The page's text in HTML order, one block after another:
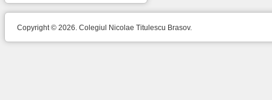
Copyright © 2026. Colegiul Nicolae Titulescu Brasov.